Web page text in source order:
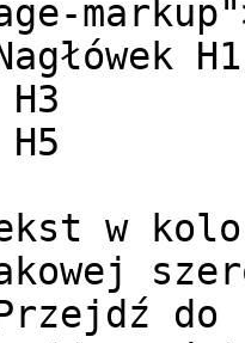
H1
w
do